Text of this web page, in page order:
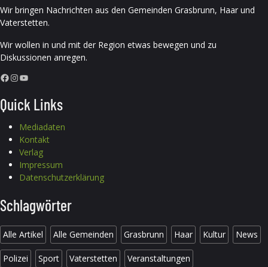
Wir bringen Nachrichten aus den Gemeinden Grasbrunn, Haar und
Vaterstetten.
Wir wollen in und mit der Region etwas bewegen und zu
Diskussionen anregen.
Facebook InstagramYouTube
Quick Links
Mediadaten
Kontakt
Verlag
Impressum
Datenschutzerklärung
Schlagwörter
Alle Artikel Alle Gemeinden Grasbrunn Haar Kultur News
Polizei Sport Vaterstetten Veranstaltungen